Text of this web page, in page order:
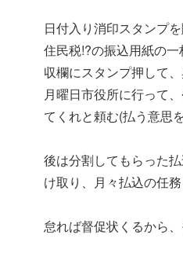
日付入り消印スタンプ
住民税!?の振込用紙の
収欄にスタンプ押して
月曜日市役所に行って
てくれと頼む(払う意思
後は分割してもらった
け取り、月々払込の任
怠れば督促状くるから